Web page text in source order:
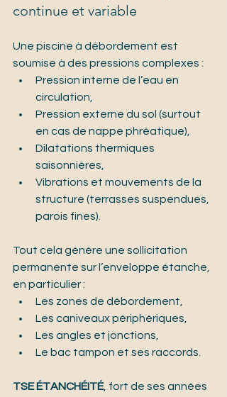
continue et variable
Une piscine à débordement est
soumise à des pressions complexes :
Pression interne de l’eau en
circulation,
Pression externe du sol (surtout
en cas de nappe phréatique),
Dilatations thermiques
saisonnières,
Vibrations et mouvements de la
structure (terrasses suspendues,
parois fines).
Tout cela génère une sollicitation
permanente sur l’enveloppe étanche,
en particulier :
Les zones de débordement,
Les caniveaux périphériques,
Les angles et jonctions,
Le bac tampon et ses raccords.
TSE ÉTANCHÉITÉ, fort de ses années